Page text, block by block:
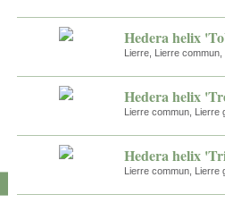
Hedera helix
Lierre, Lierre
Hedera helix
Lierre commun, Lierre
Hedera helix
Lierre commun, Lierre